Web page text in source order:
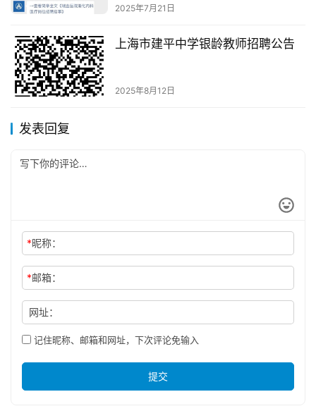
2025年7月21日
上海市建平中学银龄教师招聘公告
2025年8月12日
发表回复
*昵称：
*邮箱：
网址：
记住昵称、邮箱和网址，下次评论免输入
提交